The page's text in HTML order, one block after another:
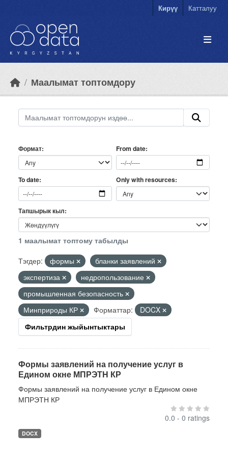
Кирүү Катталуу
Маалымат топтомдору
Формат From date
To date Only with resources
Тапшырык кыл
1 маалымат топтому табылды
Тэгдер:
формы
бланки заявлений
экспертиза
недропользование
промышленная безопасность
Минприроды КР
Форматтар:
DOCX
Фильтрдин жыйынтыктары
Формы заявлений на получение услуг в
Едином окне МПРЭТН КР
Формы заявлений на получение услуг в Едином окне
МПРЭТН КР
0.0 - 0 ratings
DOCX